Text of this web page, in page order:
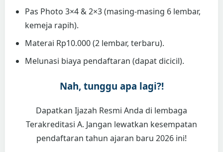
Pas Photo 3×4 & 2×3 (masing-masing 6 lembar,
kemeja rapih).
Materai Rp10.000 (2 lembar, terbaru).
Melunasi biaya pendaftaran (dapat dicicil).
Nah, tunggu apa lagi?!
Dapatkan Ijazah Resmi Anda di lembaga
Terakreditasi A. Jangan lewatkan kesempatan
pendaftaran tahun ajaran baru 2026 ini!